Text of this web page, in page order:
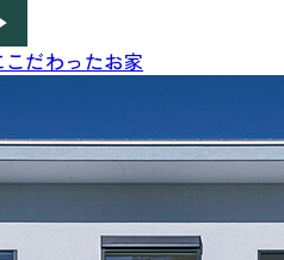
だわったお家